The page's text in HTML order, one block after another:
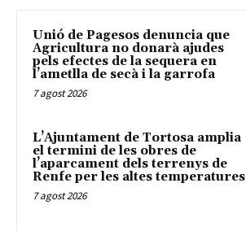
Unió de Pagesos denuncia que
Agricultura no donarà ajudes
pels efectes de la sequera en
l’ametlla de secà i la garrofa
7 agost 2026
L’Ajuntament de Tortosa amplia
el termini de les obres de
l’aparcament dels terrenys de
Renfe per les altes temperatures
7 agost 2026